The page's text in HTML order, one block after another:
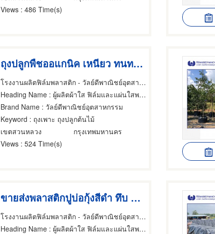
Views : 486 Time(s)
ถุงปลูกพืชออแกนิค เหนียว ทนทาน ส่งตรงจากโรงงานผู้ผลิต
โรงงานผลิตฟิล์มพลาสติก - วัลย์ดีพาณิชย์อุตสาหกรรม
Heading Name : ผู้ผลิตผ้าใส ฟิล์มและแผ่นใสพลาสติก
Brand Name : วัลย์ดีพาณิชย์อุตสาหกรรม
Keyword : ถุงเพาะ ถุงปลูกต้นไม้
เขตสวนหลวง
กรุงเทพมหานคร
Views : 524 Time(s)
ขายส่งพลาสติกปูบ่อกุ้งสีดำ ทึบ ทนทาน
โรงงานผลิตฟิล์มพลาสติก - วัลย์ดีพาณิชย์อุตสาหกรรม
Heading Name : ผู้ผลิตผ้าใส ฟิล์มและแผ่นใสพลาสติก